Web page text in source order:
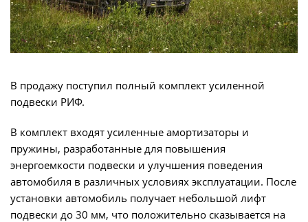
В продажу поступил полный комплект усиленной
подвески РИФ.
В комплект входят усиленные амортизаторы и
пружины, разработанные для повышения
энергоемкости подвески и улучшения поведения
автомобиля в различных условиях эксплуатации. После
установки автомобиль получает небольшой лифт
подвески до 30 мм, что положительно сказывается на